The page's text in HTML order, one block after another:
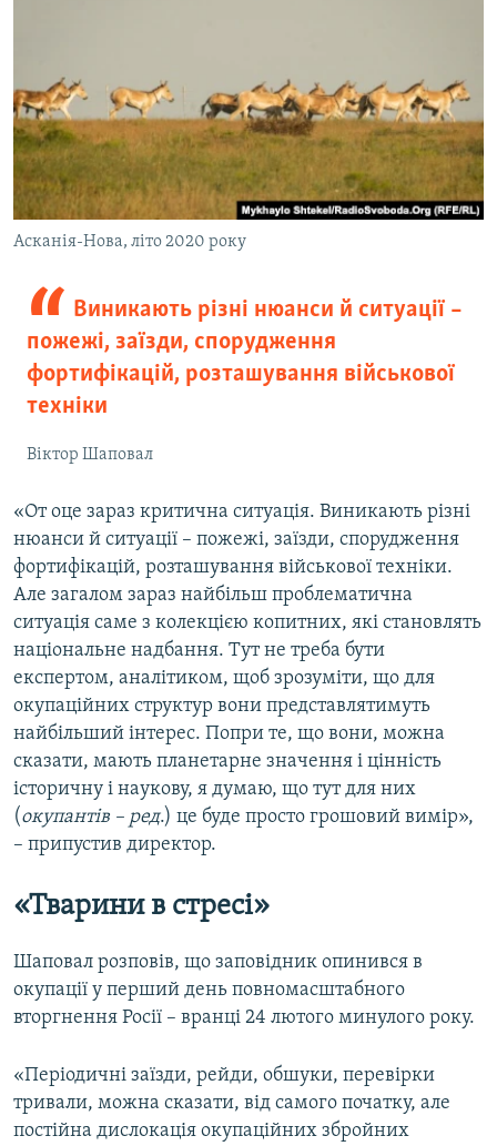
Асканія-Нова, літо 2020 року
Виникають різні нюанси й ситуації –
пожежі, заїзди, спорудження
фортифікацій, розташування військової
техніки
Віктор Шаповал
«От оце зараз критична ситуація. Виникають різні
нюанси й ситуації – пожежі, заїзди, спорудження
фортифікацій, розташування військової техніки.
Але загалом зараз найбільш проблематична
ситуація саме з колекцією копитних, які становлять
національне надбання. Тут не треба бути
експертом, аналітиком, щоб зрозуміти, що для
окупаційних структур вони представлятимуть
найбільший інтерес. Попри те, що вони, можна
сказати, мають планетарне значення і цінність
історичну і наукову, я думаю, що тут для них
(окупантів – ред.) це буде просто грошовий вимір»,
– припустив директор.
«Тварини в стресі»
Шаповал розповів, що заповідник опинився в
окупації у перший день повномасштабного
вторгнення Росії – вранці 24 лютого минулого року.
«Періодичні заїзди, рейди, обшуки, перевірки
тривали, можна сказати, від самого початку, але
постійна дислокація окупаційних збройних